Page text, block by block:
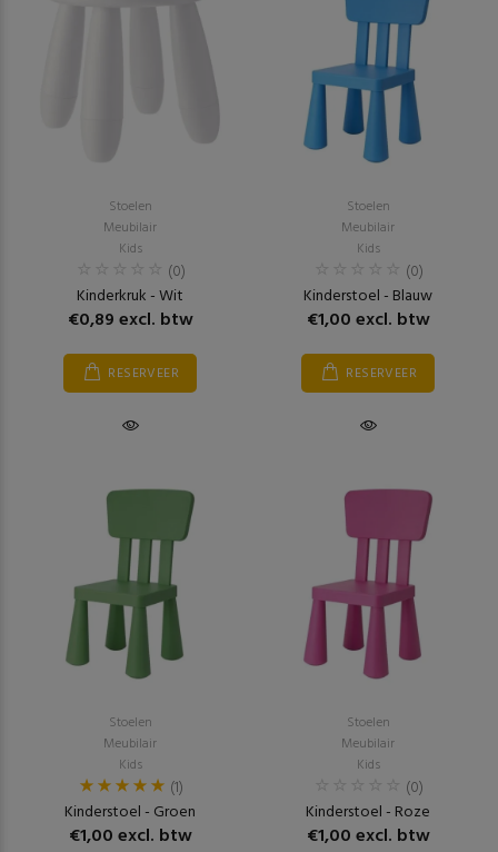
Stoelen
Meubilair
Kids
(0)
Kinderkruk - Wit
€0,89 excl. btw
RESERVEER
Stoelen
Meubilair
Kids
(0)
Kinderstoel - Blauw
€1,00 excl. btw
RESERVEER
Stoelen
Meubilair
Kids
(1)
Kinderstoel - Groen
€1,00 excl. btw
Stoelen
Meubilair
Kids
(0)
Kinderstoel - Roze
€1,00 excl. btw